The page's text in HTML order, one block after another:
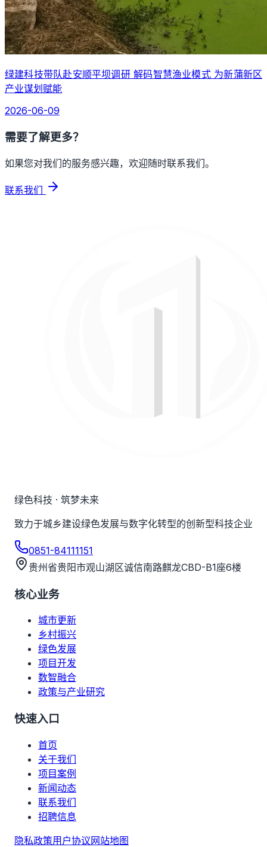
绿建科技带队赴安顺平坝调研 解码智慧渔业模式 为新蒲新区
产业谋划赋能
2026-06-09
需要了解更多？
如果您对我们的服务感兴趣，欢迎随时联系我们。
联系我们
绿色科技 · 筑梦未来
致力于城乡建设绿色发展与数字化转型的创新型科技企业
0851-84111151
贵州省贵阳市观山湖区诚信南路麒龙CBD-B1座6楼
核心业务
城市更新
乡村振兴
绿色发展
项目开发
数智融合
政策与产业研究
快速入口
首页
关于我们
项目案例
新闻动态
联系我们
招聘信息
隐私政策用户协议网站地图